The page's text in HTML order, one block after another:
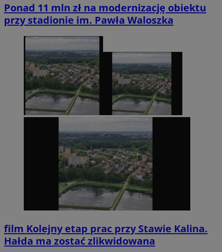
Ponad 11 mln zł na modernizację obiektu
przy stadionie im. Pawła Waloszka
film Kolejny etap prac przy Stawie Kalina.
Hałda ma zostać zlikwidowana